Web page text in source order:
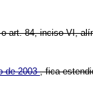
art. 84, inciso VI,
de 2003, fica